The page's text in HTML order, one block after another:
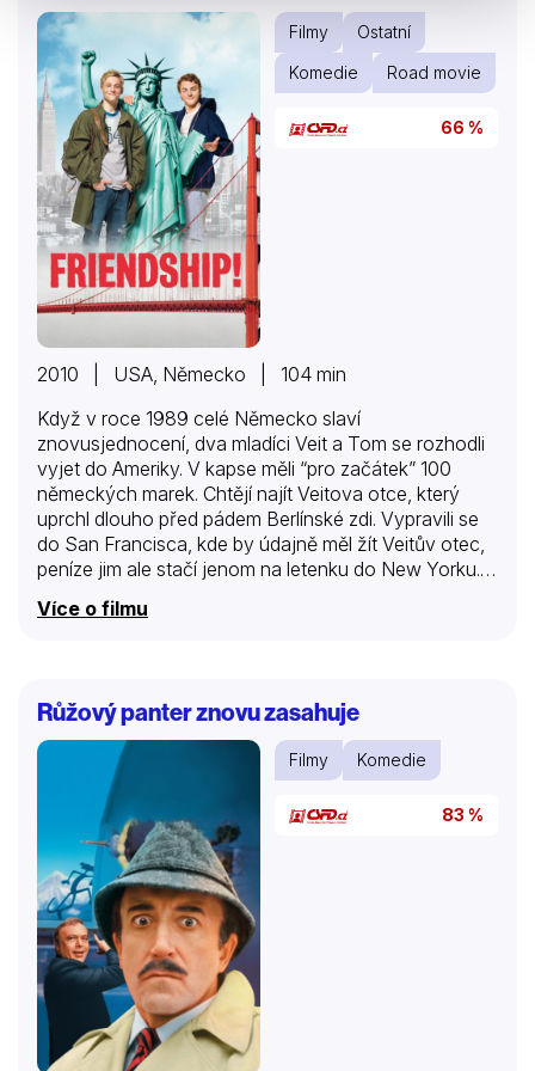
zajímat. A když se po třech měsících Tomáš vrátí,
Alena přísahá, že dala…
Filmy
Ostatní
Komedie
Road movie
66 %
2010 | USA, Německo | 104 min
Když v roce 1989 celé Německo slaví
znovusjednocení, dva mladíci Veit a Tom se rozhodli
vyjet do Ameriky. V kapse měli “pro začátek” 100
německých marek. Chtějí najít Veitova otce, který
uprchl dlouho před pádem Berlínské zdi. Vypravili se
do San Francisca, kde by údajně měl žít Veitův otec,
peníze jim ale stačí jenom na letenku do New Yorku.
velkou louží…
Více o filmu
Růžový panter znovu zasahuje
Filmy Komedie
83 %